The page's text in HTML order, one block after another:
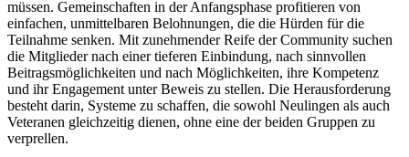
müssen. Gemeinschaften in der Anfangsphase profitieren von
einfachen, unmittelbaren Belohnungen, die die Hürden für die
Teilnahme senken. Mit zunehmender Reife der Community suchen
die Mitglieder nach einer tieferen Einbindung, nach sinnvollen
Beitragsmöglichkeiten und nach Möglichkeiten, ihre Kompetenz
und ihr Engagement unter Beweis zu stellen. Die Herausforderung
besteht darin, Systeme zu schaffen, die sowohl Neulingen als auch
Veteranen gleichzeitig dienen, ohne eine der beiden Gruppen zu
verprellen.